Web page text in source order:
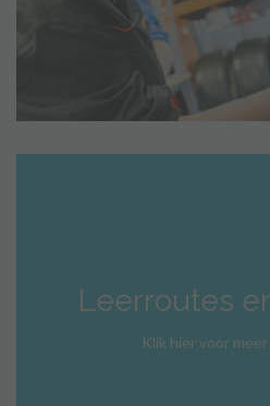
Leerroutes
Klik hier voor